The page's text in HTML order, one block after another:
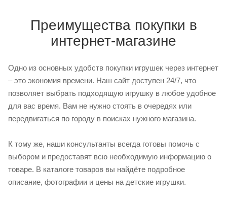
Преимущества покупки в
интернет-магазине
Одно из основных удобств покупки игрушек через интернет
– это экономия времени. Наш сайт доступен 24/7, что
позволяет выбрать подходящую игрушку в любое удобное
для вас время. Вам не нужно стоять в очередях или
передвигаться по городу в поисках нужного магазина.
К тому же, наши консультанты всегда готовы помочь с
выбором и предоставят всю необходимую информацию о
товаре. В каталоге товаров вы найдёте подробное
описание, фотографии и цены на детские игрушки.